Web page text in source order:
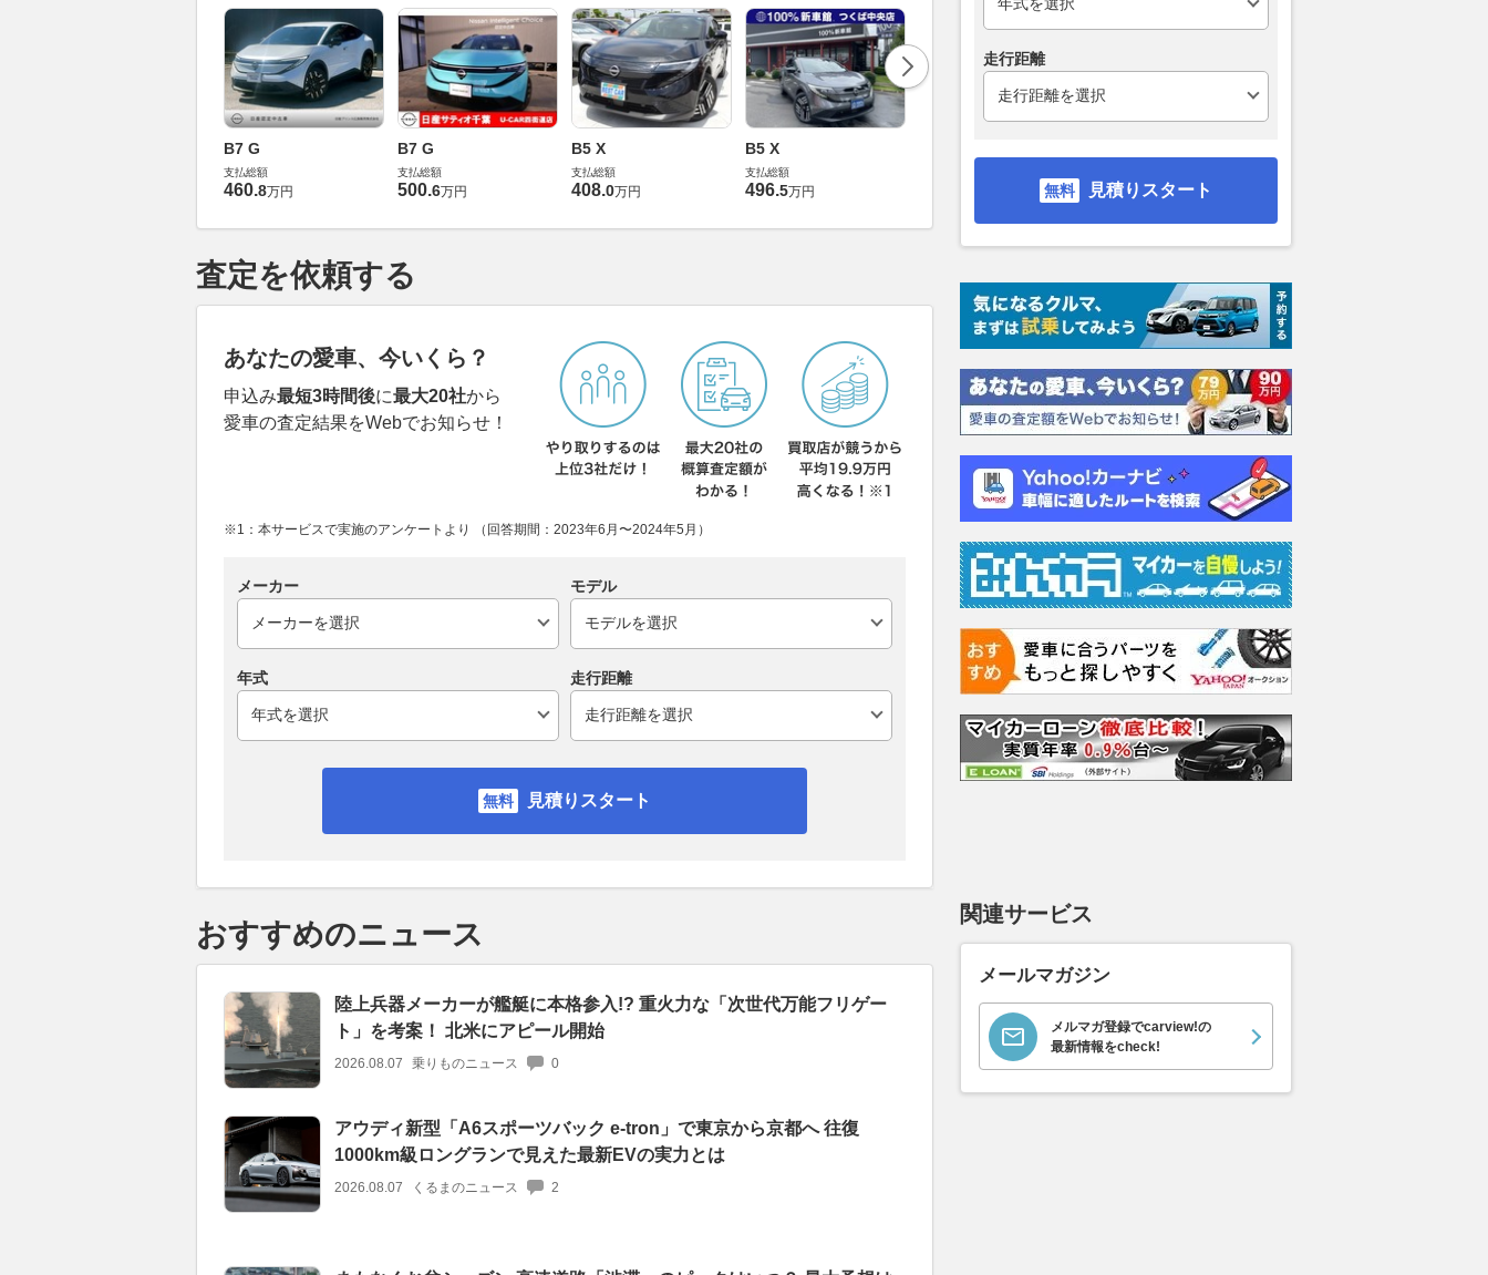
B7 G
支払総額
460.8万円
B7 G
支払総額
500.6万円
B5 X
支払総額
408.0万円
B5 X
支払総額
496.5万円 410.0万円
査定を依頼する
あなたの愛車、今いくら？
申込み最短3時間後に最大20社から
愛車の査定結果をWebでお知らせ！
※1：本サービスで実施のアンケートより （回答期間：2023年6月〜2024年5月）
メーカー モデル
年式 走行距離
見積りスタート
おすすめのニュース
陸上兵器メーカーが艦艇に本格参入!? 重火力な「次世代万能フリゲー
ト」を考案！ 北米にアピール開始
2026.08.07 乗りものニュース 0
アウディ新型「A6スポーツバック e-tron」で東京から京都へ 往復
1000km級ロングランで見えた最新EVの実力とは
2026.08.07 くるまのニュース 2
走行距離
見積りスタート
関連サービス
メールマガジン
メルマガ登録でcarview!の
最新情報をcheck!